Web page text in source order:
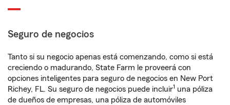
Seguro de negocios
Tanto si su negocio apenas está comenzando, como si está
creciendo o madurando, State Farm le proveerá con
opciones inteligentes para seguro de negocios en New Port
Richey, FL. Su seguro de negocios puede incluir1 una póliza
de dueños de empresas, una póliza de automóviles